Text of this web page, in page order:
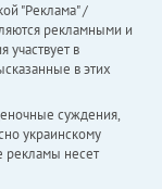
"Реклама" /
рекламными и
участвует в
в этих
суждения,
украинскому
рекламы несет